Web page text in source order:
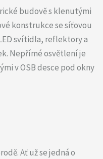
budově s klenutými
konstrukce se síťovou
svítidla, reflektory a
Nepřímé osvětlení je
v OSB desce pod okny
Ať už se jedná o